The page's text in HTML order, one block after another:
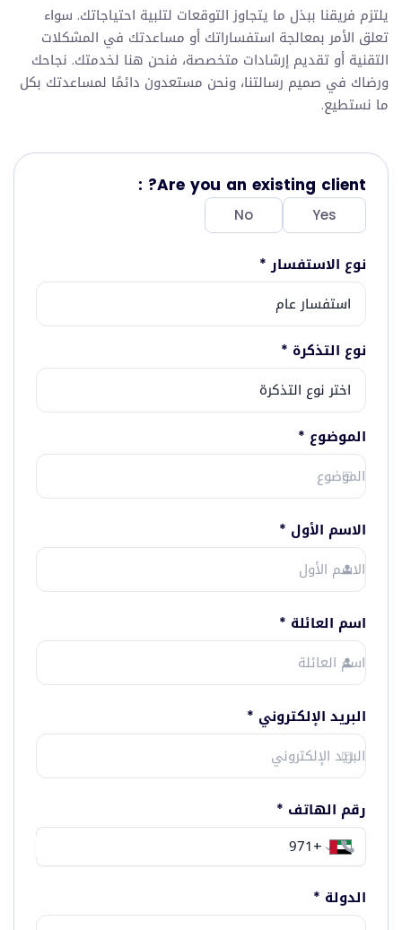
يلتزم فريقنا ببذل ما يتجاوز التوقعات لتلبية احتياجاتك. سواء
تعلق الأمر بمعالجة استفساراتك أو مساعدتك في المشكلات
التقنية أو تقديم إرشادات متخصصة، فنحن هنا لخدمتك. نجاحك
ورضاك في صميم رسالتنا، ونحن مستعدون دائمًا لمساعدتك بكل
ما نستطيع.
Are you an existing client? :
Yes
No
نوع الاستفسار*
نوع التذكرة *
الموضوع *
الاسم الأول *
اسم العائلة *
البريد الإلكتروني *
رقم الهاتف *
الدولة *